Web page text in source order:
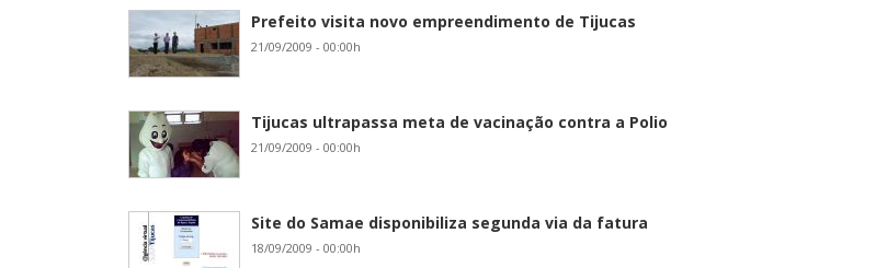
Prefeito visita novo empreendimento de Tijucas
21/09/2009 - 00:00h
Tijucas ultrapassa meta de vacinação contra a Polio
21/09/2009 - 00:00h
Site do Samae disponibiliza segunda via da fatura
18/09/2009 - 00:00h